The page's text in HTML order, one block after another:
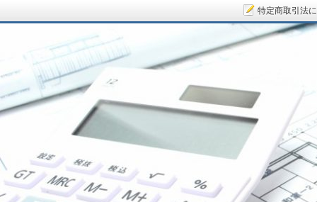
特定商取引法